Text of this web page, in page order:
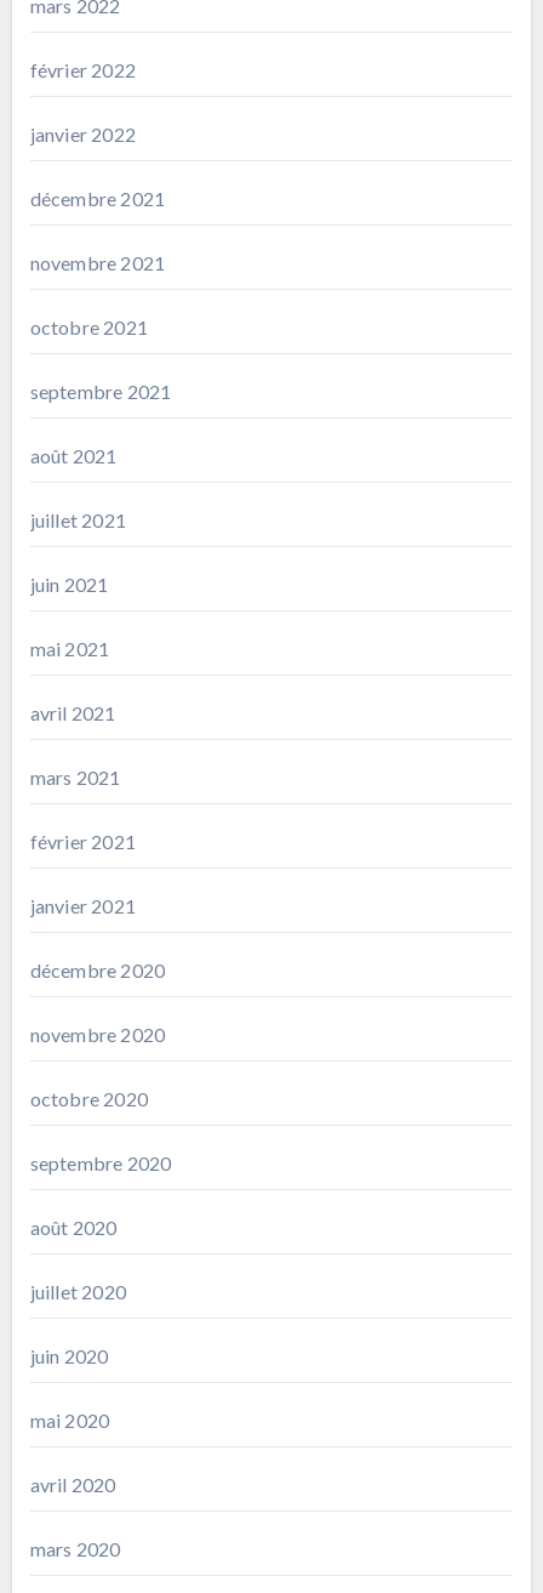
mars 2022
février 2022
janvier 2022
décembre 2021
novembre 2021
octobre 2021
septembre 2021
août 2021
juillet 2021
juin 2021
mai 2021
avril 2021
mars 2021
février 2021
janvier 2021
décembre 2020
novembre 2020
octobre 2020
septembre 2020
août 2020
juillet 2020
juin 2020
mai 2020
avril 2020
mars 2020